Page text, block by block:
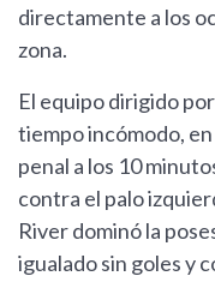
directamente a los
zona.
El equipo dirigido
tiempo incómodo,
penal a los 10
contra el palo
River dominó la
igualado sin goles y